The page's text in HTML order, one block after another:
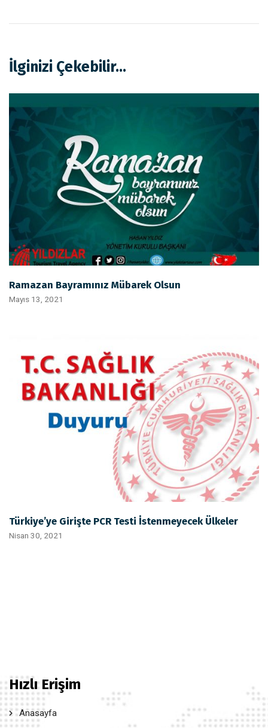
İlginizi Çekebilir...
Ramazan Bayramınız Mübarek Olsun
Mayıs 13, 2021
Türkiye’ye Girişte PCR Testi İstenmeyecek Ülkeler
Nisan 30, 2021
Hızlı Erişim
Anasayfa